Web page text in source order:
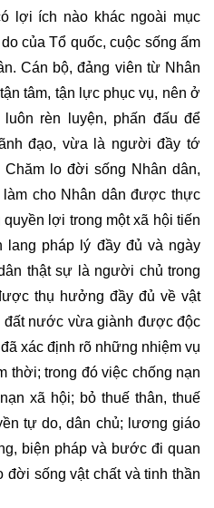
lợi ích nào khác ngoài mục
của Tổ quốc, cuộc sống ấm
Cán bộ, đảng viên từ Nhân
tâm, tận lực phục vụ, nên ở
rèn luyện, phấn đấu để
đạo, vừa là người đầy tớ
lo đời sống Nhân dân,
cho Nhân dân được thực
lợi trong một xã hội tiến
lang pháp lý đầy đủ và ngày
thật sự là người chủ trong
thụ hưởng đầy đủ về vật
đất nước vừa giành được độc
xác định rõ những nhiệm vụ
thời; trong đó việc chống nạn
xã hội; bỏ thuế thân, thuế
tự do, dân chủ; lương giáo
biện pháp và bước đi quan
sống vật chất và tinh thần